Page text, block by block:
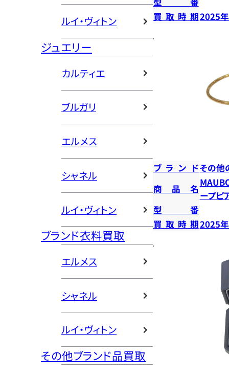
ルイ・ヴィトン
ジュエリー
カルティエ
ブルガリ
エルメス
シャネル
ルイ・ヴィトン
ブランド衣料買取
エルメス
シャネル
ルイ・ヴィトン
その他ブランド品買取
買取時期2025
ブランドその他
商品名
ープピ
型番
買取時期2025